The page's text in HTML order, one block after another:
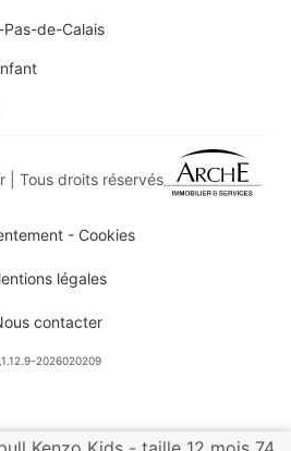
de-Calais
| Tous droits réservés
- Cookies
légales
contacter
2026020209